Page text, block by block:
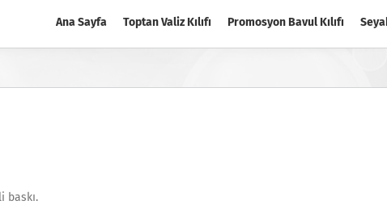
Ana Sayfa Toptan Valiz Kılıfı Promosyon Bavul Kılıfı
baskı.